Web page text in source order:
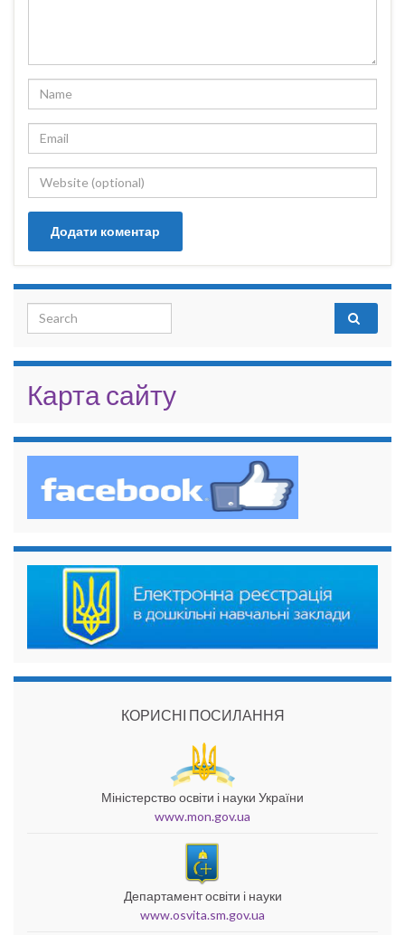
Search for:
Карта сайту
КОРИСНІ ПОСИЛАННЯ
Міністерство освіти і науки України
www.mon.gov.ua
Департамент освіти і науки
www.osvita.sm.gov.ua